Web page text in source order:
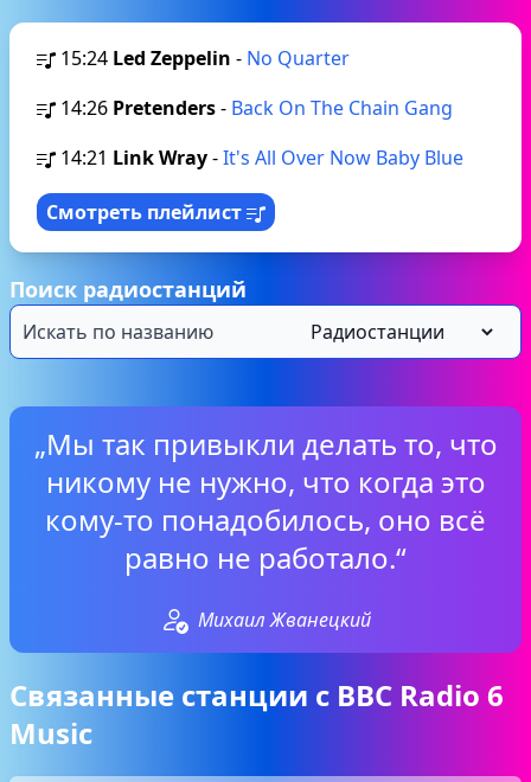
15:24 Led Zeppelin - No Quarter
14:26 Pretenders- Back On The Chain Gang
14:21 Link Wray-It's All Over Now Baby Blue
Смотреть плейлист
Поиск радиостанций
„Мы так привыкли делать то, что
никому не нужно, что когда это
кому-то понадобилось, оно всё
равно не работало.“
Михаил Жванецкий
Связанные станции с BBC Radio 6
Music